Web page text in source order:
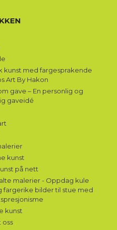
kunst med fargesprakende
Art By Hakon
gave – En personlig og
gaveidé
kunst
på nett
malerier - Oppdag kule
fargerike bilder til stue med
kunst
oss